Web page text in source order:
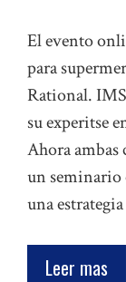
El evento
para
Rational.
su experitse
Ahora ambas
un
una
Leer mas